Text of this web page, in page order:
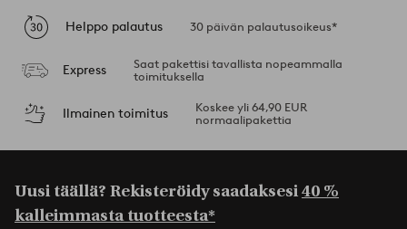
Helppo palautus 30 päivän palautusoikeus*
Express
Saat pakettisi tavallista nopeammalla
toimituksella
Ilmainen toimitus
Koskee yli 64,90 EUR
normaalipakettia
Uusi täällä? Rekisteröidy saadaksesi40 %
kalleimmasta tuotteesta*